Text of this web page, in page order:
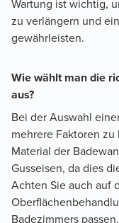
Wartung ist wichtig,
zu verlängern und
gewährleisten.
Wie wählt man die
aus?
Bei der Auswahl
mehrere Faktoren
Material der
Gusseisen, da dies
Achten Sie auch auf
Badezimmers